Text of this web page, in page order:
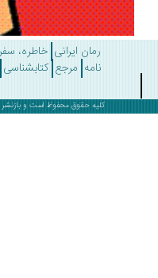
رمان ایرانی خاطره، سفرنامه
مرجع کتابشناسی نقد
کلیه حقوق محفوظ است و بازنشر مطالب